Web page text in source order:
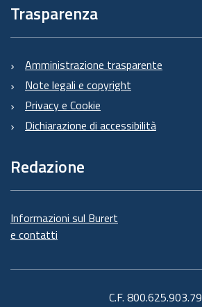
Trasparenza
Amministrazione trasparente
Note legali e copyright
Privacy e Cookie
Dichiarazione di accessibilità
Redazione
Informazioni sul Burert
e contatti
C.F. 800.625.903.79